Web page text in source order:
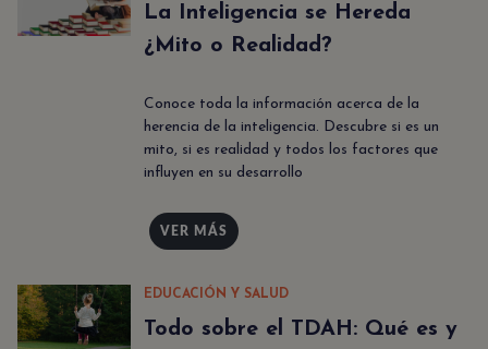
La Inteligencia se Hereda
¿Mito o Realidad?
Conoce toda la información acerca de la
herencia de la inteligencia. Descubre si es un
mito, si es realidad y todos los factores que
influyen en su desarrollo
VER MÁS
EDUCACIÓN Y SALUD
Todo sobre el TDAH: Qué es y